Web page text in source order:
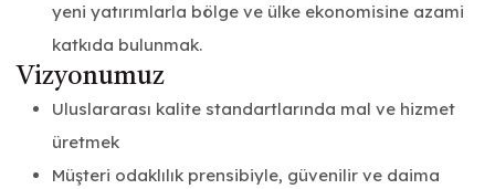
yeni yatırımlarla bölge ve ülke ekonomisine azami
katkıda bulunmak.
Vizyonumuz
Uluslararası kalite standartlarında mal ve hizmet
üretmek
Müşteri odaklılık prensibiyle, güvenilir ve daima